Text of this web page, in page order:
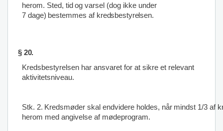
herom. Sted, tid og varsel (dog ikke under
7 dage) bestemmes af kredsbestyrelsen.
§ 20.
Kredsbestyrelsen har ansvaret for at sikre et relevant
aktivitetsniveau.
Stk. 2. Kredsmøder skal endvidere holdes, når mindst 1/3 af
herom med angivelse af mødeprogram.